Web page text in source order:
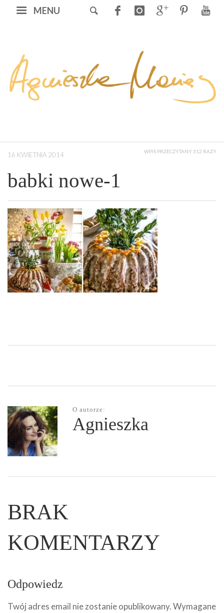
MENU
16 KWIETNIA 2014 WPIS PRZECZYTANY 312 RAZY
babki nowe-1
O autorze:
Agnieszka
BRAK
KOMENTARZY
Odpowiedz
Twój adres email nie zostanie opublikowany.Wymagane